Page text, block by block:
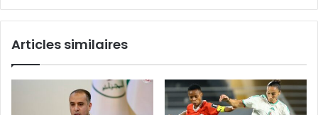
Articles similaires